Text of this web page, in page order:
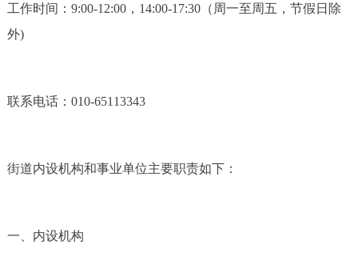
工作时间：9:00-12:00，14:00-17:30（周一至周五，节假日除
外)
联系电话：010-65113343
街道内设机构和事业单位主要职责如下：
一、内设机构